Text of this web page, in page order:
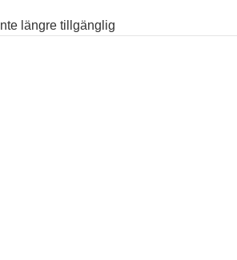
längre tillgänglig